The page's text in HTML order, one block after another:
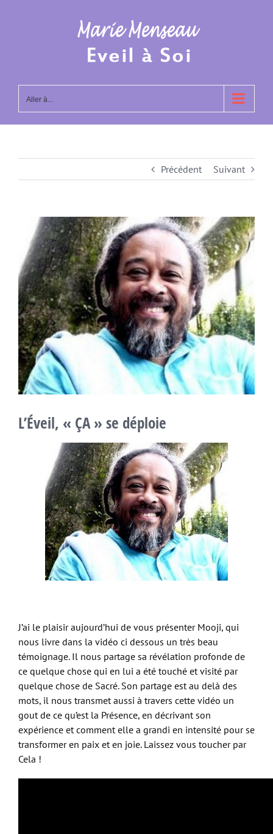
Aller à...
Précédent Suivant
L’Éveil, « ÇA » se déploie
J’ai le plaisir aujourd’hui de vous présenter Mooji, qui
nous livre dans la vidéo ci dessous un très beau
témoignage. Il nous partage sa révélation profonde de
ce quelque chose qui en lui a été touché et visité par
quelque chose de Sacré. Son partage est au delà des
mots, il nous transmet aussi à travers cette vidéo un
gout de ce qu’est la Présence, en décrivant son
expérience et comment elle a grandi en intensité pour se
transformer en paix et en joie. Laissez vous toucher par
Cela !